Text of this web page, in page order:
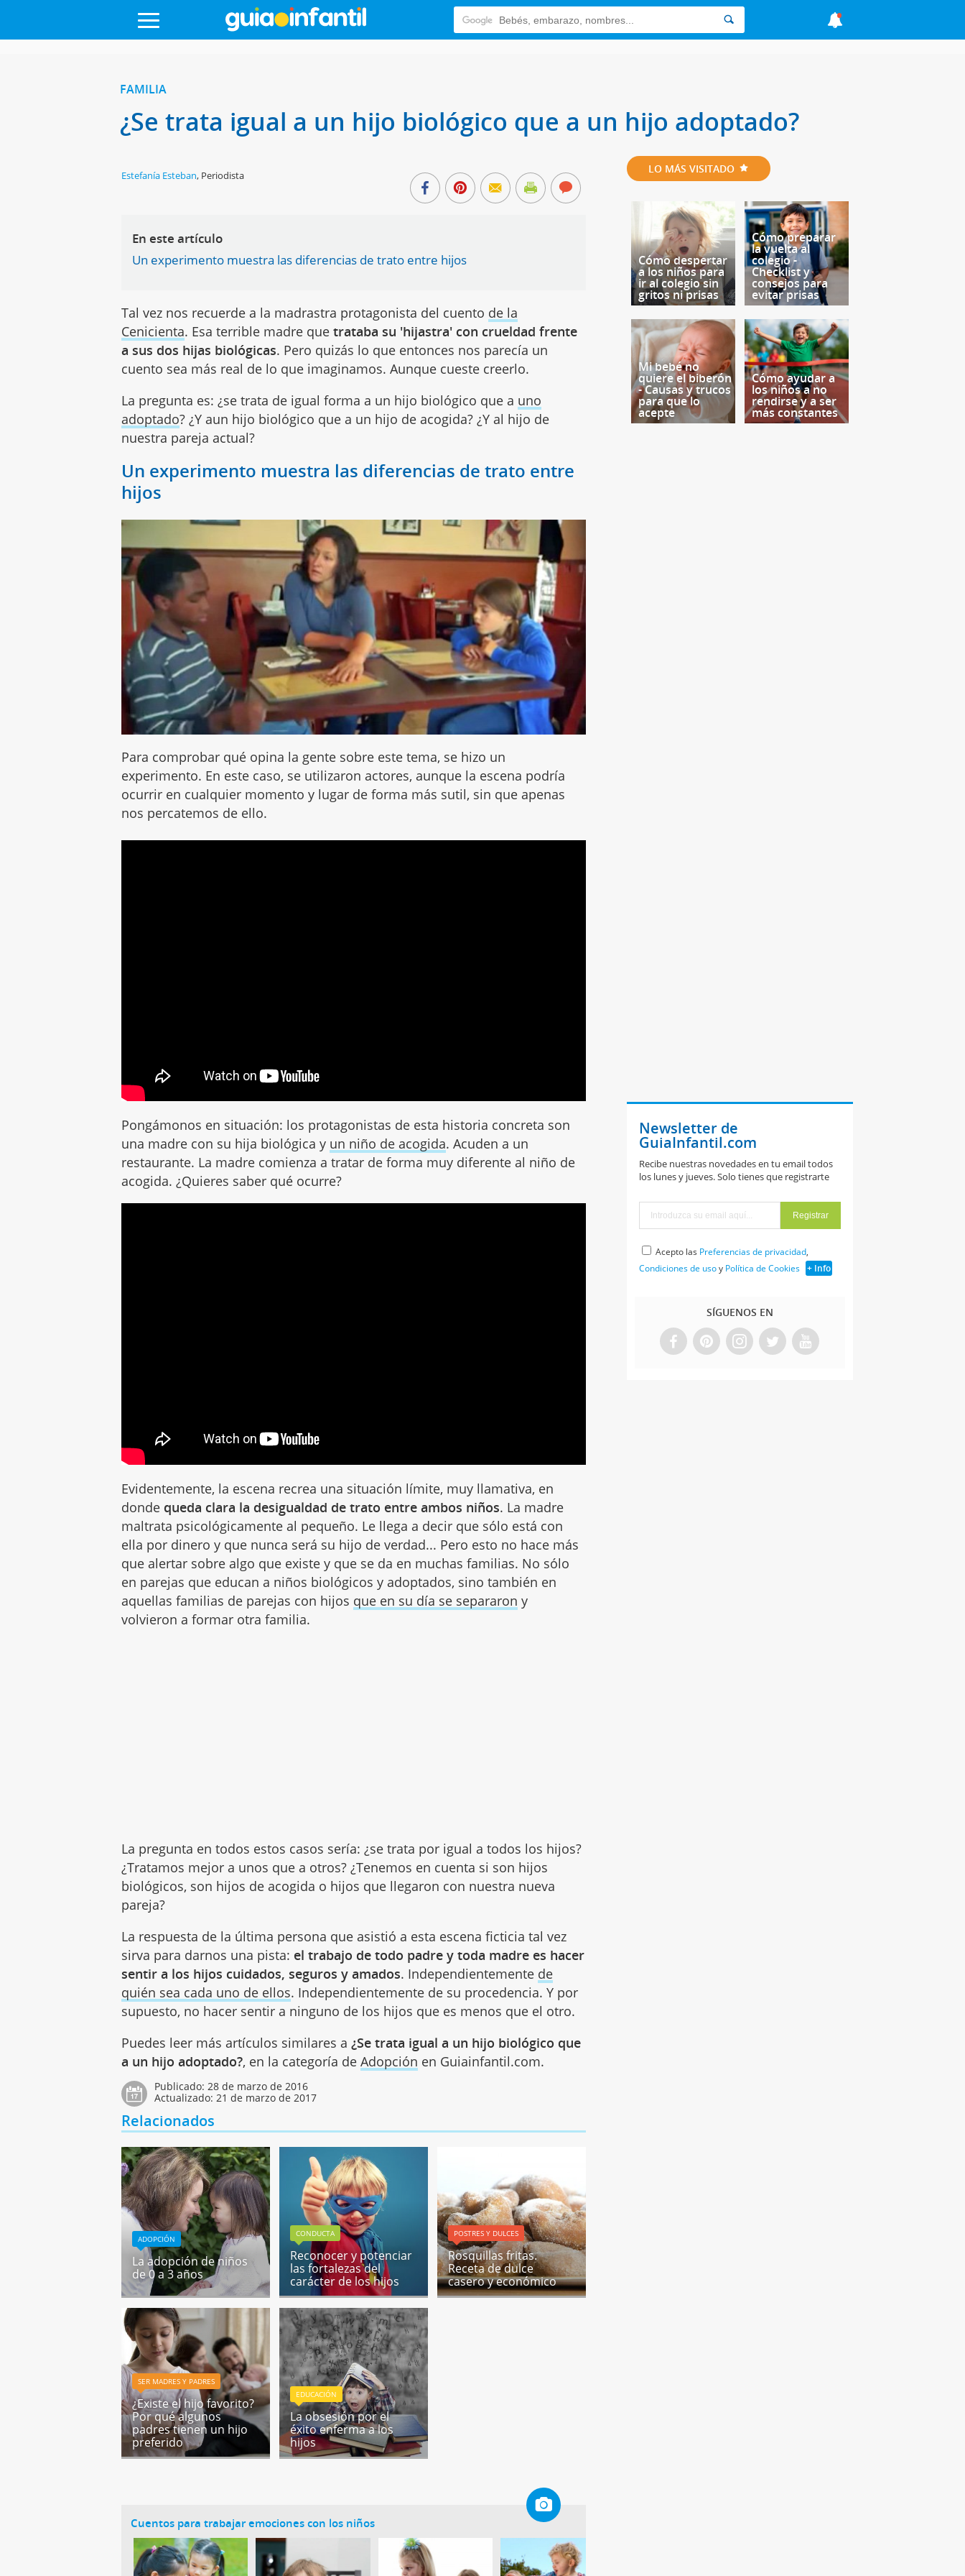
FAMILIA
¿Se trata igual a un hijo biológico que a un hijo adoptado?
Estefanía Esteban, Periodista
En este artículo
Un experimento muestra las diferencias de trato entre hijos
Tal vez nos recuerde a la madrastra protagonista del cuento de la
Cenicienta. Esa terrible madre quetrataba su 'hijastra' con crueldad frente
a sus dos hijas biológicas. Pero quizás lo que entonces nos parecía un
cuento sea más real de lo que imaginamos. Aunque cueste creerlo.
La pregunta es: ¿se trata de igual forma a un hijo biológico que a uno
adoptado? ¿Y aun hijo biológico que a un hijo de acogida? ¿Y al hijo de
nuestra pareja actual?
Un experimento muestra las diferencias de trato entre
hijos
Para comprobar qué opina la gente sobre este tema, se hizo un
experimento. En este caso, se utilizaron actores, aunque la escena podría
ocurrir en cualquier momento y lugar de forma más sutil, sin que apenas
nos percatemos de ello.
Pongámonos en situación: los protagonistas de esta historia concreta son
una madre con su hija biológica y un niño de acogida. Acuden a un
restaurante. La madre comienza a tratar de forma muy diferente al niño de
acogida. ¿Quieres saber qué ocurre?
Evidentemente, la escena recrea una situación límite, muy llamativa, en
donde queda clara la desigualdad de trato entre ambos niños. La madre
maltrata psicológicamente al pequeño. Le llega a decir que sólo está con
ella por dinero y que nunca será su hijo de verdad... Pero esto no hace más
que alertar sobre algo que existe y que se da en muchas familias. No sólo
en parejas que educan a niños biológicos y adoptados, sino también en
aquellas familias de parejas con hijos que en su día se separaron y
volvieron a formar otra familia.
La pregunta en todos estos casos sería: ¿se trata por igual a todos los hijos?
¿Tratamos mejor a unos que a otros? ¿Tenemos en cuenta si son hijos
biológicos, son hijos de acogida o hijos que llegaron con nuestra nueva
pareja?
La respuesta de la última persona que asistió a esta escena ficticia tal vez
sirva para darnos una pista: el trabajo de todo padre y toda madre es hacer
sentir a los hijos cuidados, seguros y amados. Independientemente de
quién sea cada uno de ellos. Independientemente de su procedencia. Y por
supuesto, no hacer sentir a ninguno de los hijos que es menos que el otro.
Puedes leer más artículos similares a¿Se trata igual a un hijo biológico que
a un hijo adoptado?, en la categoría deAdopción en Guiainfantil.com.
Publicado:28 de marzo de 2016
Actualizado:21 de marzo de 2017
Relacionados
ADOPCIÓN
La adopción de niños
de 0 a 3 años
CONDUCTA
Reconocer y potenciar
las fortalezas del
carácter de los hijos
POSTRES Y DULCES
Rosquillas fritas.
Receta de dulce
casero y económico
SER MADRES Y PADRES
¿Existe el hijo favorito?
Por qué algunos
padres tienen un hijo
preferido
EDUCACIÓN
La obsesión por el
éxito enferma a los
hijos
Cuentos para trabajar emociones con los niños
LO MÁS VISITADO
Cómo despertar
a los niños para
ir al colegio sin
gritos ni prisas
Cómo preparar
la vuelta al
colegio -
Checklist y
consejos para
evitar prisas
Mi bebé no
quiere el biberón
- Causas y trucos
para que lo
acepte
Cómo ayudar a
los niños a no
rendirse y a ser
más constantes
Newsletter de
GuiaInfantil.com
Recibe nuestras novedades en tu email todos
los lunes y jueves. Solo tienes que registrarte
Acepto las Preferencias de privacidad,
Condiciones de usoy Política de Cookies + Info
SÍGUENOS EN